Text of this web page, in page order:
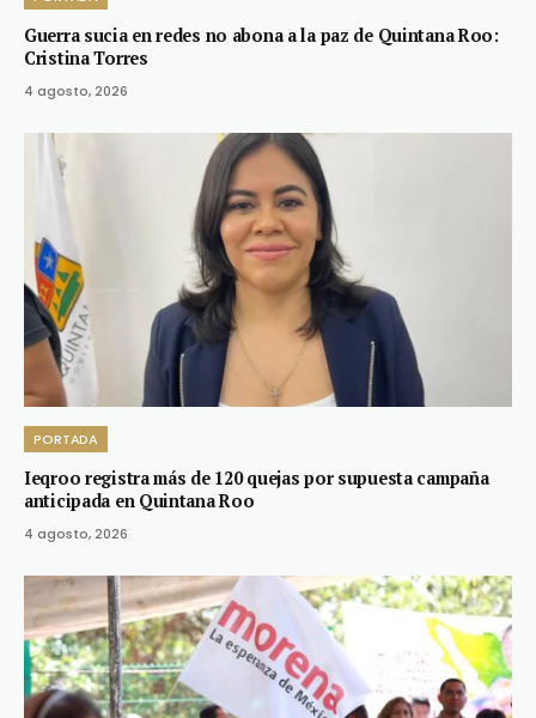
Guerra sucia en redes no abona a la paz de Quintana Roo:
Cristina Torres
4 agosto, 2026
PORTADA
Ieqroo registra más de 120 quejas por supuesta campaña
anticipada en Quintana Roo
4 agosto, 2026